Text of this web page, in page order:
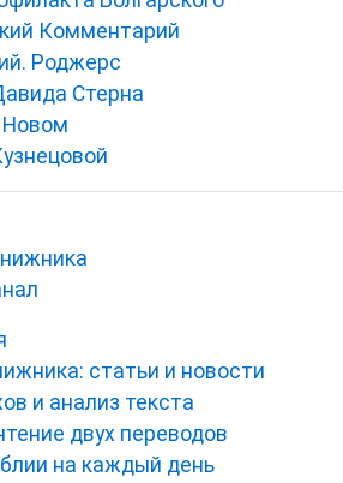
Комментарий
Роджерс
Стерна
Новом
статьи и новости
и анализ текста
двух переводов
на каждый день